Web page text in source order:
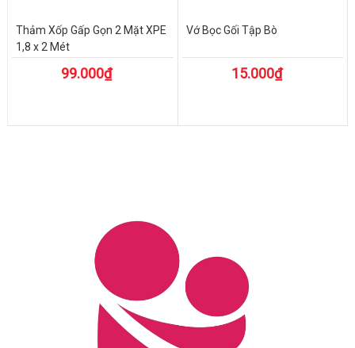
Thảm Xốp Gấp Gọn 2 Mặt XPE
1,8 x 2 Mét
99.000₫
Vớ Bọc Gối Tập Bò
15.000₫